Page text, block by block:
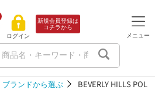
ログイン
新規会員登録は
コチラから
メニュー
ブランドから選ぶ BEVERLY HILLS